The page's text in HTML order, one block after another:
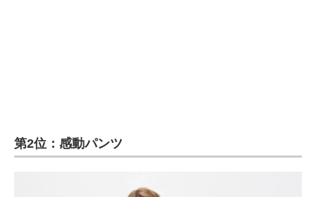
第2位：感動パンツ